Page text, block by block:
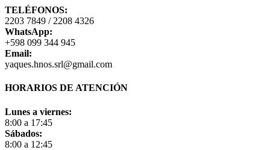
TELÉFONOS:
2203 7849 / 2208 4326
WhatsApp:
+598 099 344 945
Email:
yaques.hnos.srl@gmail.com
HORARIOS DE ATENCIÓN
Lunes a viernes:
8:00 a 17:45
Sábados:
8:00 a 12:45